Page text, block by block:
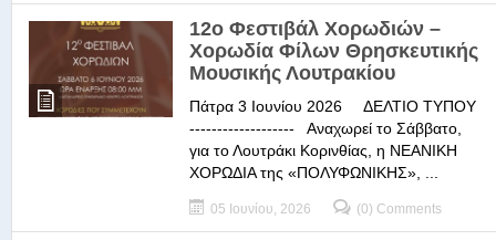
12ο Φεστιβάλ Χορωδιών –
Χορωδία Φίλων Θρησκευτικής
Μουσικής Λουτρακίου
Πάτρα 3 Ιουνίου 2026 ΔΕΛΤΙΟ ΤΥΠΟΥ
------------------- Αναχωρεί το Σάββατο,
για το Λουτράκι Κορινθίας, η ΝΕΑΝΙΚΗ
ΧΟΡΩΔΙΑ της «ΠΟΛΥΦΩΝΙΚΗΣ», ...
05 Ιουνίου, 2026 (0) Comments